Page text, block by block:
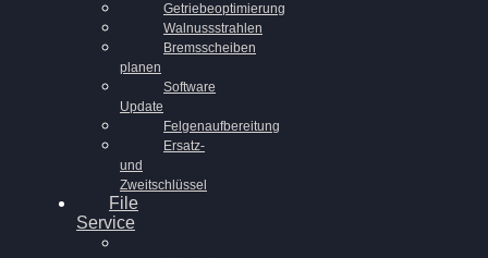
Getriebeoptimierung
Walnussstrahlen
Bremsscheiben
planen
Software
Update
Felgenaufbereitung
Ersatz-
und
Zweitschlüssel
File
Service